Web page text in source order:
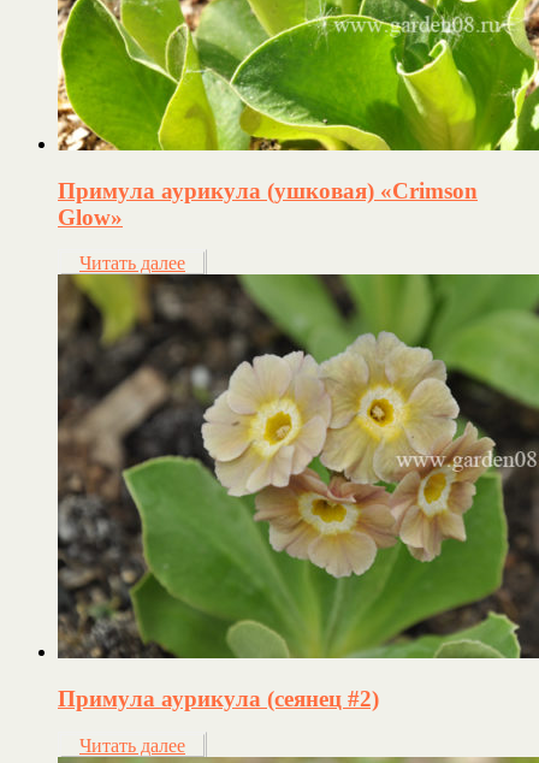
Примула аурикула (ушковая) «Crimson
Glow»
Читать далее
Примула аурикула (сеянец #2)
Читать далее